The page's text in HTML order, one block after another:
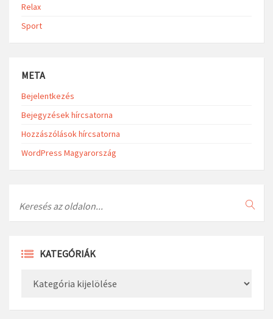
Relax
Sport
META
Bejelentkezés
Bejegyzések hírcsatorna
Hozzászólások hírcsatorna
WordPress Magyarország
KATEGÓRIÁK